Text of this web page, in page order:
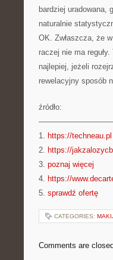
bardziej uradowana,
naturalnie
OK. Zwłaszcza, że
raczej nie ma
najlepiej, jeżeli
rewelacyjny sposób
źródło:
1. https://techneau.pl
2. https://
3. poznaj więcej
4. https://
5. sprawdź ofertę
CATEGORIES:
Comments are